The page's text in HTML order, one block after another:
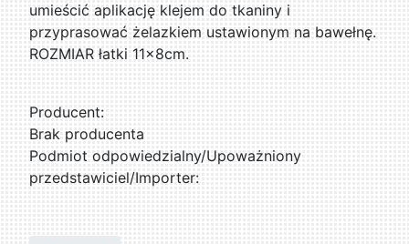
umieścić aplikację klejem do tkaniny i
przyprasować żelazkiem ustawionym na bawełnę.
ROZMIAR łatki 11x8cm.
Producent:
Brak producenta
Podmiot odpowiedzialny/Upoważniony
przedstawiciel/Importer: